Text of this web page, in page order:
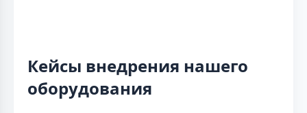
Кейсы внедрения нашего
оборудования